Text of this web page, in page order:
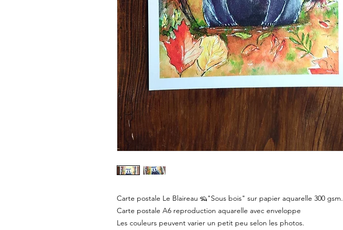
Carte postale Le Blaireau 🦡"Sous bois" sur papier aquarelle 300 gsm.
Carte postale A6 reproduction aquarelle avec enveloppe
Les couleurs peuvent varier un petit peu selon les photos.